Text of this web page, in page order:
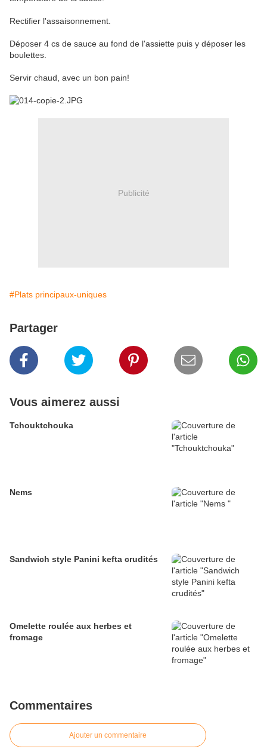
Rectifier l'assaisonnement.
Déposer 4 cs de sauce au fond de l'assiette puis y déposer les
boulettes.
Servir chaud, avec un bon pain!
Publicité
#Plats principaux-uniques
Partager
Vous aimerez aussi
Tchouktchouka
Nems
Sandwich style Panini kefta crudités
Omelette roulée aux herbes et
fromage
Commentaires
Ajouter un commentaire